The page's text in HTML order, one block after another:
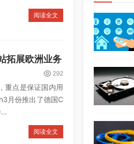
阅读全文
拓展欧洲业务
292
重点是保证国内用
月份推出了德国C
阅读全文